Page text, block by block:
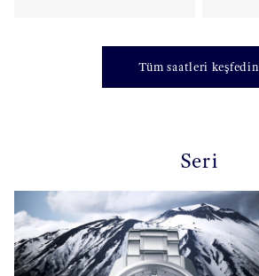
Tüm saatleri keşfedin
Seri